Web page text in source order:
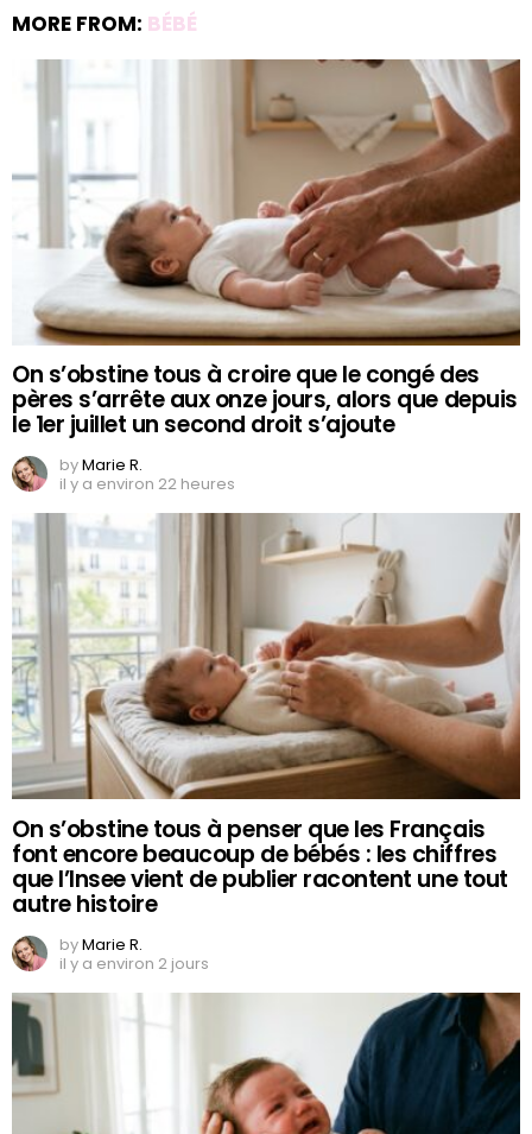
MORE FROM: BÉBÉ
On s’obstine tous à croire que le congé des
pères s’arrête aux onze jours, alors que depuis
le 1er juillet un second droit s’ajoute
byMarie R.
il y a environ 22 heures
On s’obstine tous à penser que les Français
font encore beaucoup de bébés : les chiffres
que l’Insee vient de publier racontent une tout
autre histoire
byMarie R.
il y a environ 2 jours